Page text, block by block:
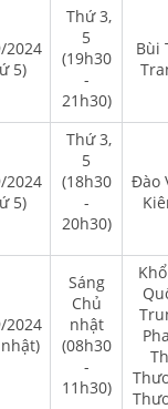
2024
5)
Thứ 3,
5
(19h30
-
21h30)
Bùi
2024
5)
Thứ 3,
5
(18h30
-
20h30)
Đào
2024
Sáng
Chủ
nhật
(08h30
-
11h30)